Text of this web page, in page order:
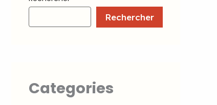
Rechercher
Categories